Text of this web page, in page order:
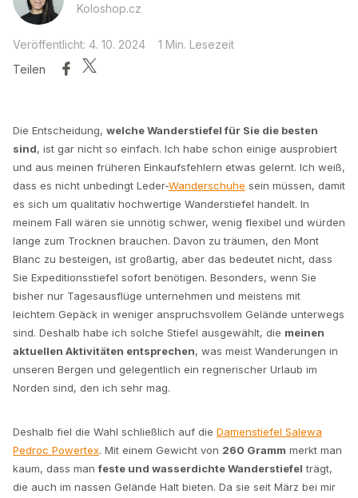
Koloshop.cz
Veröffentlicht: 4. 10. 2024
1 Min. Lesezeit
Teilen
Die Entscheidung, welche Wanderstiefel für Sie die besten
sind, ist gar nicht so einfach. Ich habe schon einige ausprobiert
und aus meinen früheren Einkaufsfehlern etwas gelernt. Ich weiß,
dass es nicht unbedingt Leder-Wanderschuhe sein müssen, damit
es sich um qualitativ hochwertige Wanderstiefel handelt. In
meinem Fall wären sie unnötig schwer, wenig flexibel und würden
lange zum Trocknen brauchen. Davon zu träumen, den Mont
Blanc zu besteigen, ist großartig, aber das bedeutet nicht, dass
Sie Expeditionsstiefel sofort benötigen. Besonders, wenn Sie
bisher nur Tagesausflüge unternehmen und meistens mit
leichtem Gepäck in weniger anspruchsvollem Gelände unterwegs
sind. Deshalb habe ich solche Stiefel ausgewählt, die meinen
aktuellen Aktivitäten entsprechen, was meist Wanderungen in
unseren Bergen und gelegentlich ein regnerischer Urlaub im
Norden sind, den ich sehr mag.
Deshalb fiel die Wahl schließlich auf die Damenstiefel Salewa
Pedroc Powertex. Mit einem Gewicht von 260 Gramm merkt man
kaum, dass manfeste und wasserdichte Wanderstiefel trägt,
die auch im nassen Gelände Halt bieten. Da sie seit März bei mir